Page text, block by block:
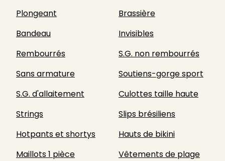
Plongeant
Brassière
Bandeau
Invisibles
Rembourrés
S.G. non rembourrés
Sans armature
Soutiens-gorge sport
S.G. d'allaitement
Culottes taille haute
Strings
Slips brésiliens
Hotpants et shortys
Hauts de bikini
Maillots 1 pièce
Vêtements de plage